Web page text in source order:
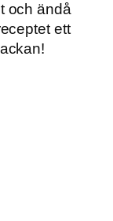
och ändå
ett